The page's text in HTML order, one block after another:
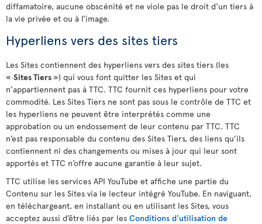
diffamatoire, aucune obscénité et ne viole pas le droit d’un tiers à
la vie privée et ou à l’image.
Hyperliens vers des sites tiers
Les Sites contiennent des hyperliens vers des sites tiers (les
« Sites Tiers») qui vous font quitter les Sites et qui
n’appartiennent pas à TTC. TTC fournit ces hyperliens pour votre
commodité. Les Sites Tiers ne sont pas sous le contrôle de TTC et
les hyperliens ne peuvent être interprétés comme une
approbation ou un endossement de leur contenu par TTC. TTC
n’est pas responsable du contenu des Sites Tiers, des liens qu’ils
contiennent ni des changements ou mises à jour qui leur sont
apportés et TTC n’offre aucune garantie à leur sujet.
TTC utilise les services API YouTube et affiche une partie du
Contenu sur les Sites via le lecteur intégré YouTube. En naviguant,
en téléchargeant, en installant ou en utilisant les Sites, vous
acceptez aussi d’être liés par les Conditions d'utilisation de